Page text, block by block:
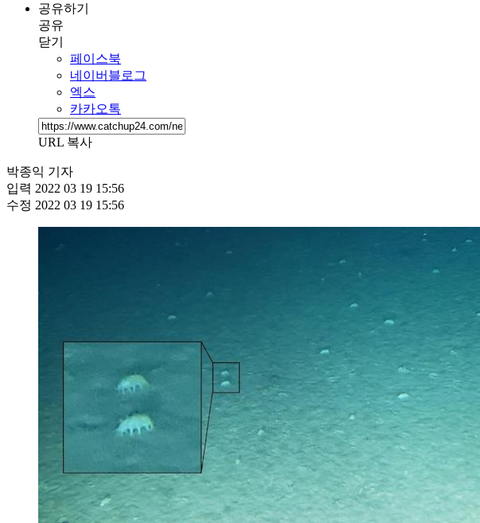
공유하기
공유
닫기
페이스북
네이버블로그
엑스
카카오톡
URL 복사
박종익 기자
입력 2022 03 19 15:56
수정 2022 03 19 15:56